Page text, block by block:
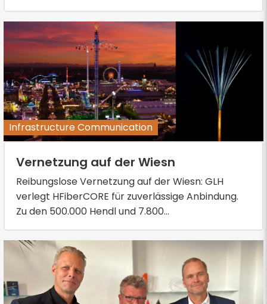
Infrastructure Communication
Vernetzung auf der Wiesn
Reibungslose Vernetzung auf der Wiesn: GLH
verlegt HFiberCORE für zuverlässige Anbindung.
Zu den 500.000 Hendl und 7.800...